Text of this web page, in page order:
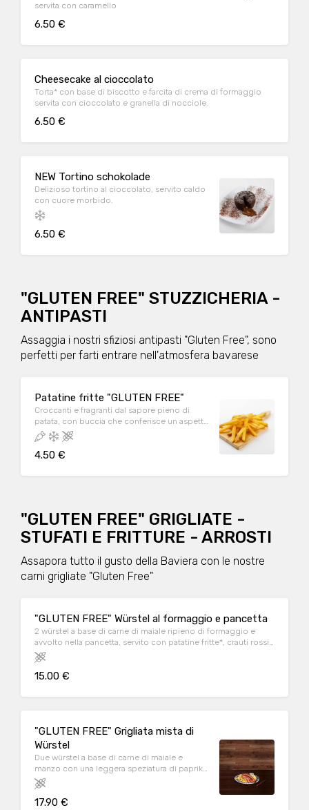
servita con caramello
6.50 €
Cheesecake al cioccolato
Torta* con base di biscotto e farcita di crema di formaggio
servita con cioccolato e granella di nocciole.
6.50 €
NEW Tortino schokolade
Delizioso tortino al cioccolato, servito caldo
con cuore morbido.
6.50 €
"GLUTEN FREE" STUZZICHERIA -
ANTIPASTI
Assaggia i nostri sfiziosi antipasti "Gluten Free", sono
perfetti per farti entrare nell'atmosfera bavarese
Patatine fritte "GLUTEN FREE"
Croccanti e fragranti dal sapore pieno di
patata, con buccia che conferisce un aspetto
più naturale.
4.50 €
"GLUTEN FREE" GRIGLIATE -
STUFATI E FRITTURE - ARROSTI
Assapora tutto il gusto della Baviera con le nostre
carni grigliate "Gluten Free"
"GLUTEN FREE" Würstel al formaggio e pancetta
2 würstel a base di carne di maiale ripieno di formaggio e
avvolto nella pancetta, servito con patatine fritte*, crauti rossi,
insalata di cavolo, insalata e salsa Löwengrube
15.00 €
"GLUTEN FREE" Grigliata mista di
Würstel
Due würstel a base di carne di maiale e
manzo con una leggera speziatura di paprika
dolce, crauti rossi, insalata, insalata di cavolo,
patatine fritte*, senape e salsa Löwengrube
17.90 €